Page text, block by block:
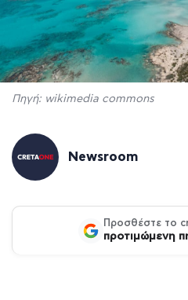
Πηγή: wikimedia commons
Newsroom
Προσθέστε το
προτιμώμενη